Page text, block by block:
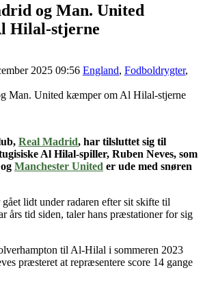
og Man. United
Hilal-stjerne
2025 09:56 England, Fodboldrygter,
Real Madrid, har tilsluttet sig til
Al Hilal-spiller, Ruben Neves, som
Manchester United er ude med snøren
lidt under radaren efter sit skifte til
års tid siden, taler hans præstationer for sig
til Al-Hilal i sommeren 2023
præsteret at repræsentere score 14 gange